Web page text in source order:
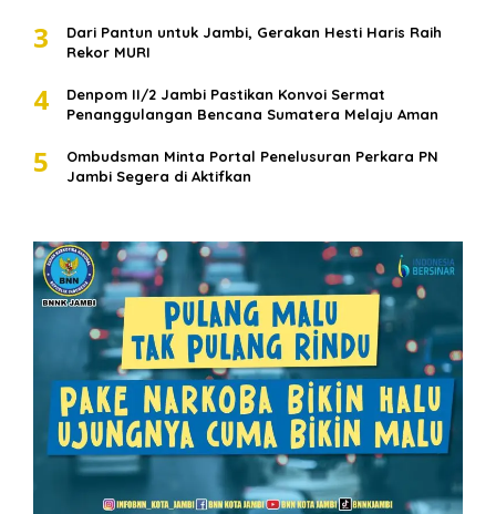
3
Dari Pantun untuk Jambi, Gerakan Hesti Haris Raih
Rekor MURI
4
Denpom II/2 Jambi Pastikan Konvoi Sermat
Penanggulangan Bencana Sumatera Melaju Aman
5
Ombudsman Minta Portal Penelusuran Perkara PN
Jambi Segera di Aktifkan